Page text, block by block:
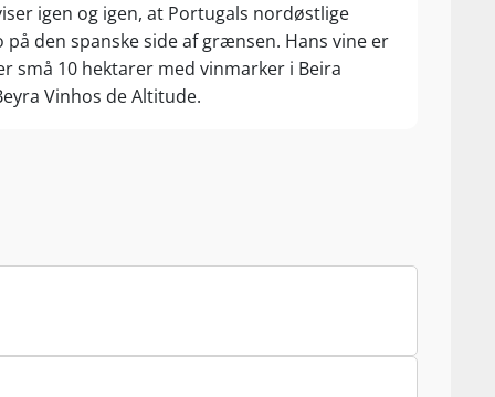
igen og igen, at Portugals nordøstlige
den spanske side af grænsen. Hans vine er
små 10 hektarer med vinmarker i Beira
Vinhos de Altitude.